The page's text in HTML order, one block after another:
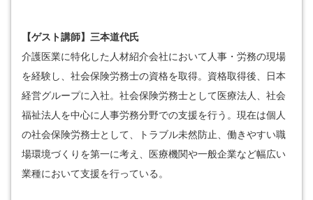
【ゲスト講師】三本道代氏
介護医業に特化した人材紹介会社において人事・労務の現場
を経験し、社会保険労務士の資格を取得。資格取得後、日本
経営グループに入社。社会保険労務士として医療法人、社会
福祉法人を中心に人事労務分野での支援を行う。現在は個人
の社会保険労務士として、トラブル未然防止、働きやすい職
場環境づくりを第一に考え、医療機関や一般企業など幅広い
業種において支援を行っている。